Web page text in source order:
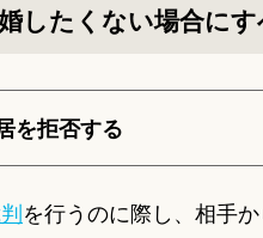
したくない場合に
を拒否する
を行うのに際し、相手か